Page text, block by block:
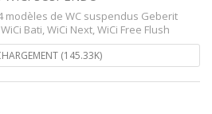
modèles de WC suspendus Geberit
Bati, WiCi Next, WiCi Free Flush
(145.33K)